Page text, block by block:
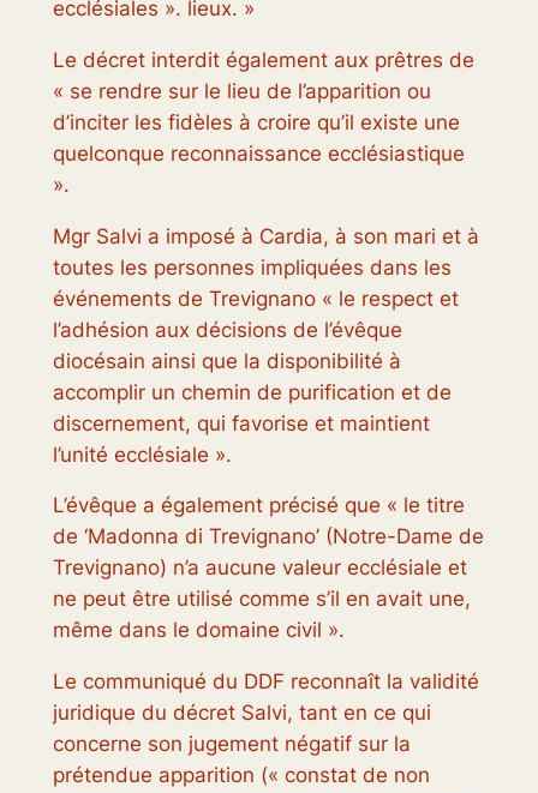
ecclésiales ». lieux. »
Le décret interdit également aux prêtres de
« se rendre sur le lieu de l’apparition ou
d’inciter les fidèles à croire qu’il existe une
quelconque reconnaissance ecclésiastique
».
Mgr Salvi a imposé à Cardia, à son mari et à
toutes les personnes impliquées dans les
événements de Trevignano « le respect et
l’adhésion aux décisions de l’évêque
diocésain ainsi que la disponibilité à
accomplir un chemin de purification et de
discernement, qui favorise et maintient
l’unité ecclésiale ».
L’évêque a également précisé que « le titre
de ‘Madonna di Trevignano’ (Notre-Dame de
Trevignano) n’a aucune valeur ecclésiale et
ne peut être utilisé comme s’il en avait une,
même dans le domaine civil ».
Le communiqué du DDF reconnaît la validité
juridique du décret Salvi, tant en ce qui
concerne son jugement négatif sur la
prétendue apparition (« constat de non